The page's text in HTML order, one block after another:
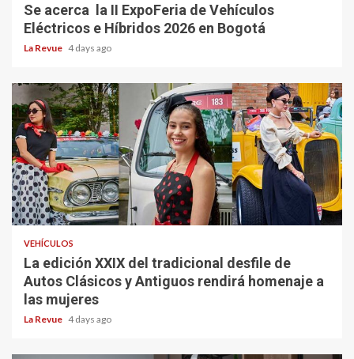
Se acerca la II ExpoFeria de Vehículos
Eléctricos e Híbridos 2026 en Bogotá
La Revue 4 days ago
VEHÍCULOS
La edición XXIX del tradicional desfile de
Autos Clásicos y Antiguos rendirá homenaje a
las mujeres
La Revue 4 days ago